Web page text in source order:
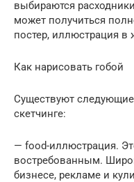
выбираются
может получиться
постер, иллюстрация в
Как нарисовать гобой
Существуют
скетчинге:
— food-иллюстрация.
востребованным.
бизнесе, рекламе и